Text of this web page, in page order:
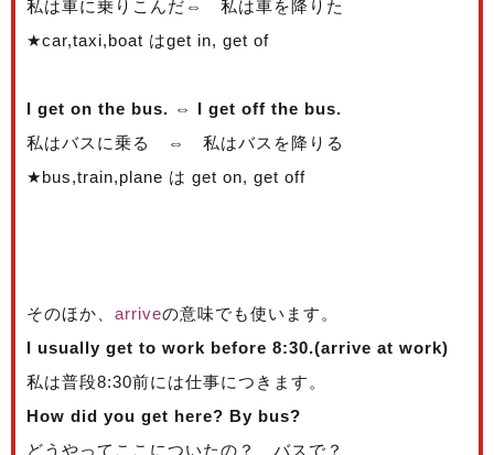
私は車に乗りこんだ⇔ 私は車を降りた
★car,taxi,boat はget in, get of
I get on the bus. ⇔ I get off the bus.
私はバスに乗る ⇔ 私はバスを降りる
★bus,train,plane は get on, get off
そのほか、 arriveの意味でも使います。
I usually get to work before 8:30.(arrive at work)
私は普段8:30前には仕事につきます。
How did you get here? By bus?
どうやってここについたの？ バスで？